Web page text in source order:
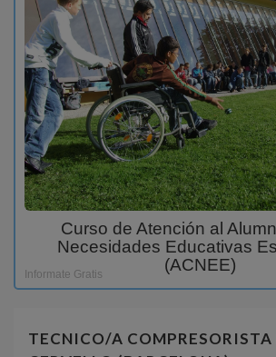
Curso de Atención al
Necesidades Educativas
(ACNEE)
Informate Gratis
TECNICO/A COMPRESORISTA